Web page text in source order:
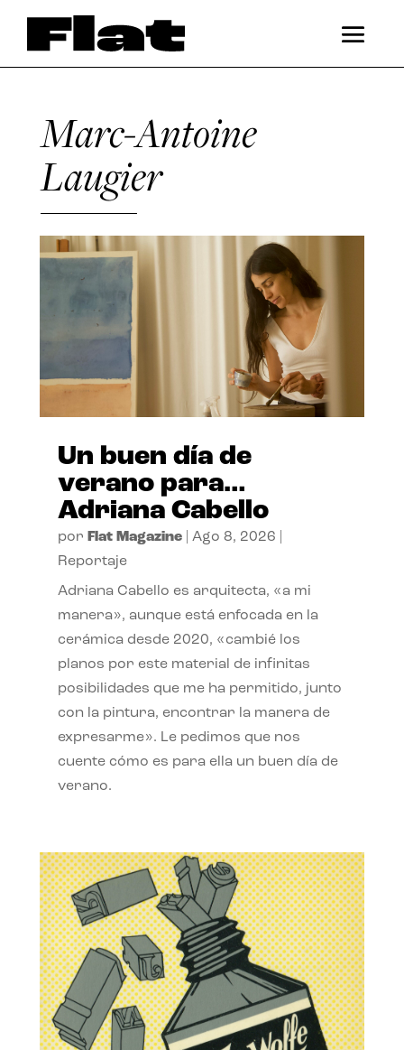
Marc-Antoine
Laugier
Un buen día de
verano para…
Adriana Cabello
por Flat Magazine| Ago 8, 2026
Reportaje
Adriana Cabello es arquitecta, «a mi
manera», aunque está enfocada en la
cerámica desde 2020, «cambié los
planos por este material de infinitas
posibilidades que me ha permitido, junto
con la pintura, encontrar la manera de
expresarme». Le pedimos que nos
cuente cómo es para ella un buen día de
verano.